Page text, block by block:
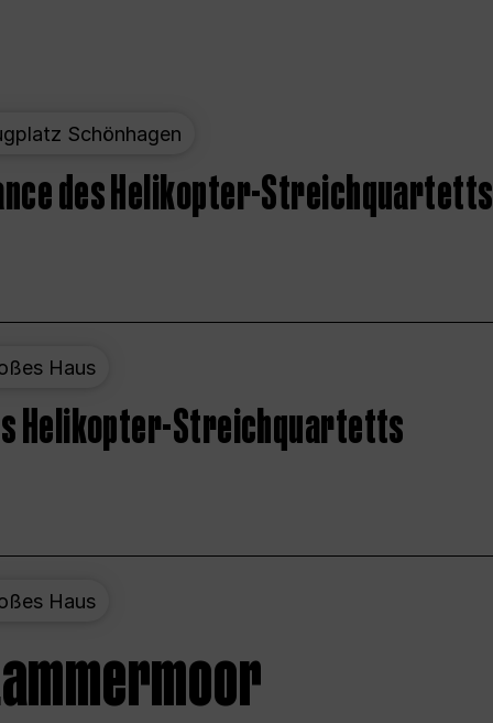
Schönhagen
des Helikopter-Streichquartetts
Haus
Helikopter-Streichquartetts
Haus